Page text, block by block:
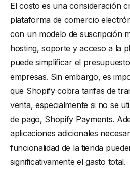
El costo es una consideración
plataforma de comercio
con un modelo de suscripción
hosting, soporte y acceso a la
puede simplificar el
empresas. Sin embargo, es
que Shopify cobra tarifas de
venta, especialmente si no se
de pago, Shopify Payments.
aplicaciones adicionales
funcionalidad de la tienda
significativamente el gasto total.